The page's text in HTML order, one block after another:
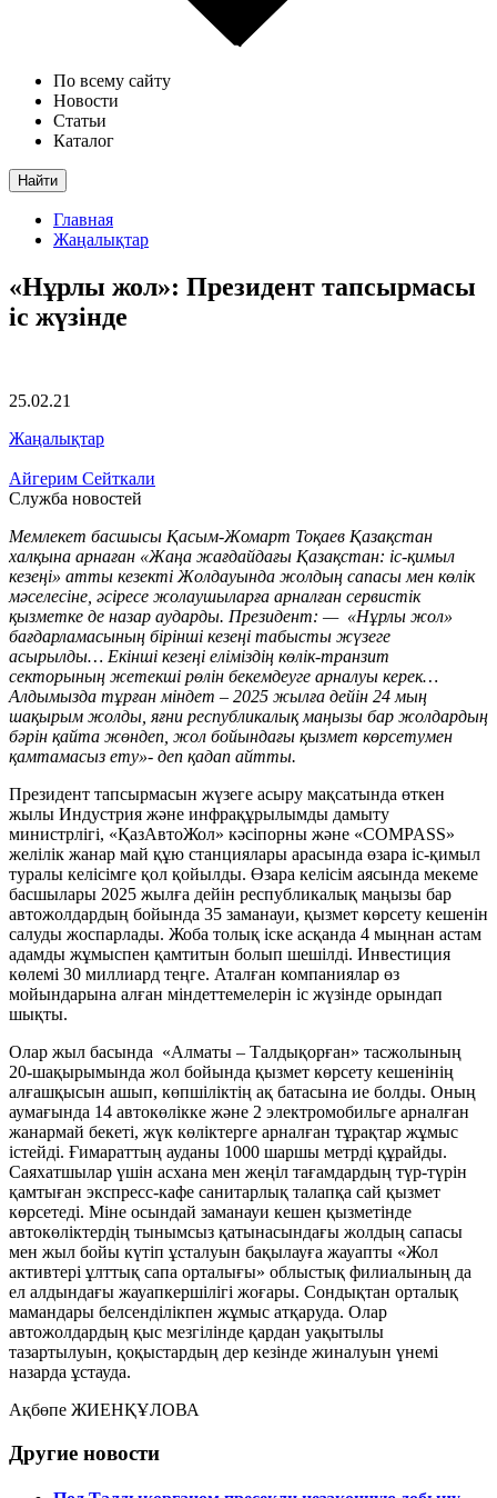
По всему сайту
Новости
Статьи
Каталог
Найти
Главная
Жаңалықтар
«Нұрлы жол»: Президент тапсырмасы
іс жүзінде
25.02.21
Жаңалықтар
Айгерим Сейткали
Служба новостей
Мемлекет басшысы Қасым-Жомарт Тоқаев Қазақстан
халқына арнаған «Жаңа жағдайдағы Қазақстан: іс-қимыл
кезеңі» атты кезекті Жолдауында жолдың сапасы мен көлік
мәселесіне, әсіресе жолаушыларға арналған сервистік
қызметке де назар аударды. Президент: — «Нұрлы жол»
бағдарламасының бірінші кезеңі табысты жүзеге
асырылды… Екінші кезеңі еліміздің көлік-транзит
секторының жетекші рөлін бекемдеуге арналуы керек…
Алдымызда тұрған міндет – 2025 жылға дейін 24 мың
шақырым жолды, яғни республикалық маңызы бар жолдардың
бәрін қайта жөндеп, жол бойындағы қызмет көрсетумен
қамтамасыз ету»- деп қадап айтты.
Президент тапсырмасын жүзеге асыру мақсатында өткен
жылы Индустрия және инфрақұрылымды дамыту
министрлігі, «ҚазАвтоЖол» кәсіпорны және «COMPASS»
желілік жанар май құю станциялары арасында өзара іс-қимыл
туралы келісімге қол қойылды. Өзара келісім аясында мекеме
басшылары 2025 жылға дейін республикалық маңызы бар
автожолдардың бойында 35 заманауи, қызмет көрсету кешенін
салуды жоспарлады. Жоба толық іске асқанда 4 мыңнан астам
адамды жұмыспен қамтитын болып шешілді. Инвестиция
көлемі 30 миллиард теңге. Аталған компаниялар өз
мойындарына алған міндеттемелерін іс жүзінде орындап
шықты.
Олар жыл басында «Алматы – Талдықорған» тасжолының
20-шақырымында жол бойында қызмет көрсету кешенінің
алғашқысын ашып, көпшіліктің ақ батасына ие болды. Оның
аумағында 14 автокөлікке және 2 электромобильге арналған
жанармай бекеті, жүк көліктерге арналған тұрақтар жұмыс
істейді. Ғимараттың ауданы 1000 шаршы метрді құрайды.
Саяхатшылар үшін асхана мен жеңіл тағамдардың түр-түрін
қамтыған экспресс-кафе санитарлық талапқа сай қызмет
көрсетеді. Міне осындай заманауи кешен қызметінде
автокөліктердің тынымсыз қатынасындағы жолдың сапасы
мен жыл бойы күтіп ұсталуын бақылауға жауапты «Жол
активтері ұлттық сапа орталығы» облыстық филиалының да
ел алдындағы жауапкершілігі жоғары. Сондықтан орталық
мамандары белсенділікпен жұмыс атқаруда. Олар
автожолдардың қыс мезгілінде қардан уақытылы
тазартылуын, қоқыстардың дер кезінде жиналуын үнемі
назарда ұстауда.
Ақбөпе ЖИЕНҚҰЛОВА
Другие новости